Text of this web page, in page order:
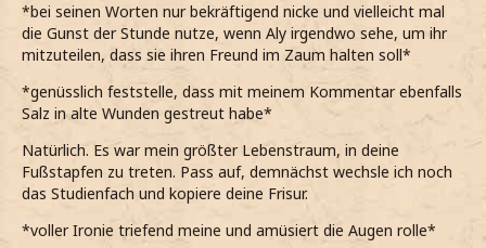
*bei seinen Worten nur bekräftigend nicke und vielleicht mal
die Gunst der Stunde nutze, wenn Aly irgendwo sehe, um ihr
mitzuteilen, dass sie ihren Freund im Zaum halten soll*
*genüsslich feststelle, dass mit meinem Kommentar ebenfalls
Salz in alte Wunden gestreut habe*
Natürlich. Es war mein größter Lebenstraum, in deine
Fußstapfen zu treten. Pass auf, demnächst wechsle ich noch
das Studienfach und kopiere deine Frisur.
*voller Ironie triefend meine und amüsiert die Augen rolle*